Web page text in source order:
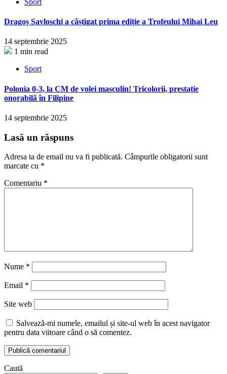
Dragoș Savloschi a câștigat prima ediție a Trofeului Mihai Leu
14 septembrie 2025
1 min read
Sport
Polonia 0-3, la CM de volei masculin! Tricolorii, prestație
onorabilă în Filipine
14 septembrie 2025
Lasă un răspuns
Adresa ta de email nu va fi publicată. Câmpurile obligatorii sunt
marcate cu *
Comentariu *
Nume *
Email *
Site web
Salvează-mi numele, emailul și site-ul web în acest navigator
pentru data viitoare când o să comentez.
Caută